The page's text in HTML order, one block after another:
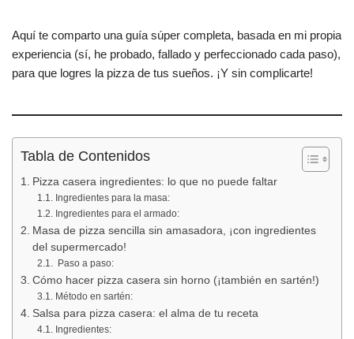
Aquí te comparto una guía súper completa, basada en mi propia
experiencia (sí, he probado, fallado y perfeccionado cada paso),
para que logres la pizza de tus sueños. ¡Y sin complicarte!
Tabla de Contenidos
Pizza casera ingredientes: lo que no puede faltar
Ingredientes para la masa:
Ingredientes para el armado:
Masa de pizza sencilla sin amasadora, ¡con ingredientes
del supermercado!
‍ Paso a paso:
Cómo hacer pizza casera sin horno (¡también en sartén!)
Método en sartén:
Salsa para pizza casera: el alma de tu receta
Ingredientes: